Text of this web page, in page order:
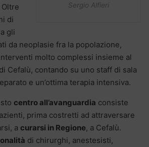
Sergio Alfieri
Oltre
di
gli
da neoplasie fra la popolazione,
molto complessi insieme al
Cefalù, contando su uno staff di sala
e un’ottima terapia intensiva.
centro all’avanguardia consiste
prima costretti ad attraversare
a curarsi in Regione, a Cefalù.
di chirurghi, anestesisti,